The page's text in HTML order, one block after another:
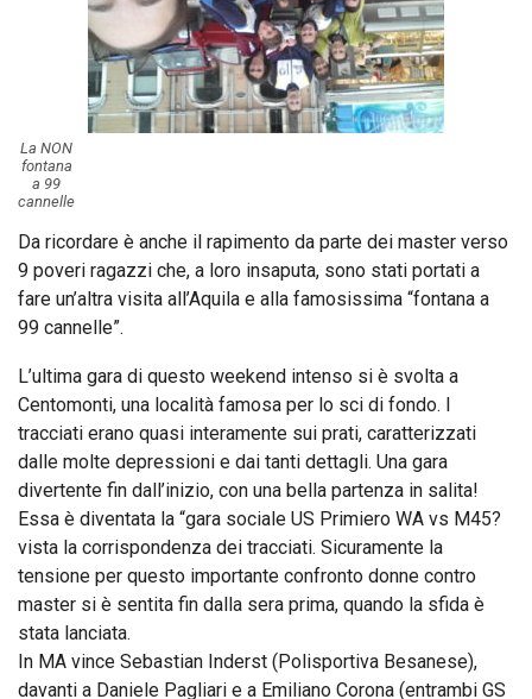
La NON
fontana
a 99
cannelle
Da ricordare è anche il rapimento da parte dei master verso
9 poveri ragazzi che, a loro insaputa, sono stati portati a
fare un’altra visita all’Aquila e alla famosissima “fontana a
99 cannelle”.
L’ultima gara di questo weekend intenso si è svolta a
Centomonti, una località famosa per lo sci di fondo. I
tracciati erano quasi interamente sui prati, caratterizzati
dalle molte depressioni e dai tanti dettagli. Una gara
divertente fin dall’inizio, con una bella partenza in salita!
Essa è diventata la “gara sociale US Primiero WA vs M45?
vista la corrispondenza dei tracciati. Sicuramente la
tensione per questo importante confronto donne contro
master si è sentita fin dalla sera prima, quando la sfida è
stata lanciata.
In MA vince Sebastian Inderst (Polisportiva Besanese),
davanti a Daniele Pagliari e a Emiliano Corona (entrambi GS